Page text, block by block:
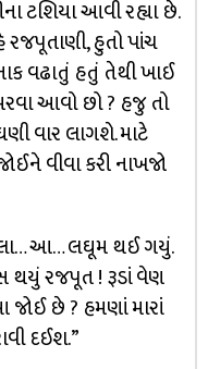
ટશિયા આવી રહ્યા છે.
રજપૂતાણી, હુતો પાંચ
વઢાતું હતું તેથી ખાઈ
આવો છો ? હજુ તો
વાર લાગશે. માટે
વીવા કરી નાખજો
લા… આ… લઘૂમ થઈ ગયું.
થયું રજપૂત ! રૂડાં વેણ
જોઈ છે ? હમણાં મારાં
દઈશ.”